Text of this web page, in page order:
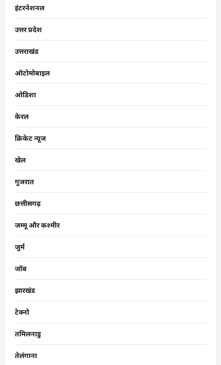
इंटरनेशनल
उत्तर प्रदेश
उत्तराखंड
ऑटोमोबाइल
ओडिशा
केरल
क्रिकेट न्यूज
खेल
गुजरात
छत्तीसगढ़
जम्मू और कश्मीर
जुर्म
जॉब
झारखंड
टेक्नो
तमिलनाडु
तेलंगाना